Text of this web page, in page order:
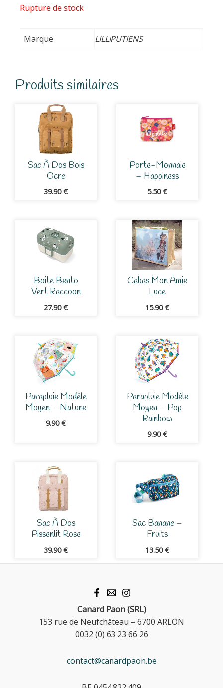
Rupture de stock
Marque LILLIPUTIENS
Produits similaires
Sac À Dos Bois
Ocre
39.90€
Porte-Monnaie
– Happiness
5.50€
Boite Bento
Vert Raccoon
27.90€
Cabas Mon Amie
Luce
15.90€
Parapluie Modèle
Moyen – Nature
9.90€
Parapluie Modèle
Moyen – Pop
Rainbow
9.90€
Sac À Dos
Pissenlit Rose
39.90€
Sac Banane –
Fruits
13.50€
Canard Paon (SRL)
153 rue de Neufchâteau – 6700 ARLON
0032 (0) 63 23 66 26
contact@canardpaon.be